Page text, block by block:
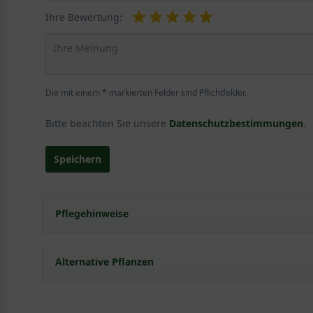
Ihre Bewertung:
Die mit einem * markierten Felder sind Pflichtfelder.
Bitte beachten Sie unsere Datenschutzbestimmungen.
Speichern
Pflegehinweise
Pflanz- und Pflegetipps Quercus ilex / Stein-
Alternative Pflanzen